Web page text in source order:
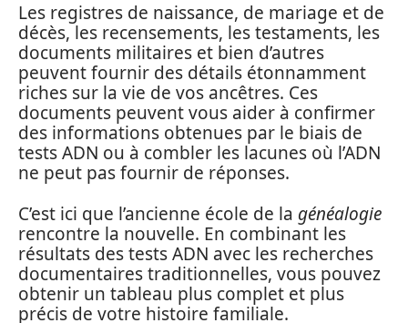
Les registres de naissance, de mariage et de
décès, les recensements, les testaments, les
documents militaires et bien d’autres
peuvent fournir des détails étonnamment
riches sur la vie de vos ancêtres. Ces
documents peuvent vous aider à confirmer
des informations obtenues par le biais de
tests ADN ou à combler les lacunes où l’ADN
ne peut pas fournir de réponses.
C’est ici que l’ancienne école de la généalogie
rencontre la nouvelle. En combinant les
résultats des tests ADN avec les recherches
documentaires traditionnelles, vous pouvez
obtenir un tableau plus complet et plus
précis de votre histoire familiale.